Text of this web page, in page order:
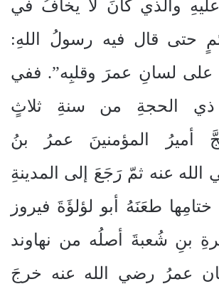
عليهِ والذي كانَ لا يخافُ في
حتى قال فيه رسولُ اللهِ:
على لسانِ عمرَ وقلبِه”. ففي
الحجةِ من سنةِ ثلاثٍ
أميرُ المؤمنينَ عمرُ بنُ
عنه ثمّ رَجَعَ إلى المدينةِ
طعَنَهُ أبو لؤلؤَةَ فيروز
بنِ شُعبةَ أصلُه من نهاوند
عمرُ رضي الله عنه خرجَ